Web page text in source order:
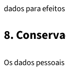
dados para
8.
Os dados